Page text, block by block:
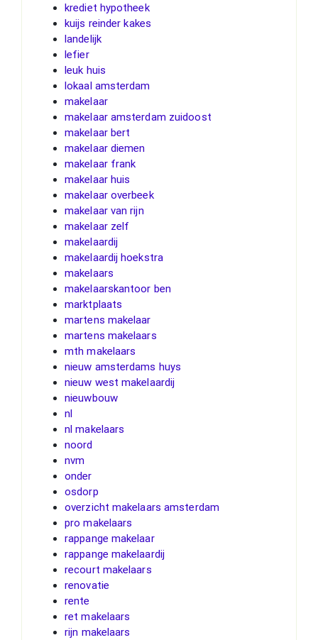
krediet hypotheek
kuijs reinder kakes
landelijk
lefier
leuk huis
lokaal amsterdam
makelaar
makelaar amsterdam zuidoost
makelaar bert
makelaar diemen
makelaar frank
makelaar huis
makelaar overbeek
makelaar van rijn
makelaar zelf
makelaardij
makelaardij hoekstra
makelaars
makelaarskantoor ben
marktplaats
martens makelaar
martens makelaars
mth makelaars
nieuw amsterdams huys
nieuw west makelaardij
nieuwbouw
nl
nl makelaars
noord
nvm
onder
osdorp
overzicht makelaars amsterdam
pro makelaars
rappange makelaar
rappange makelaardij
recourt makelaars
renovatie
rente
ret makelaars
rijn makelaars